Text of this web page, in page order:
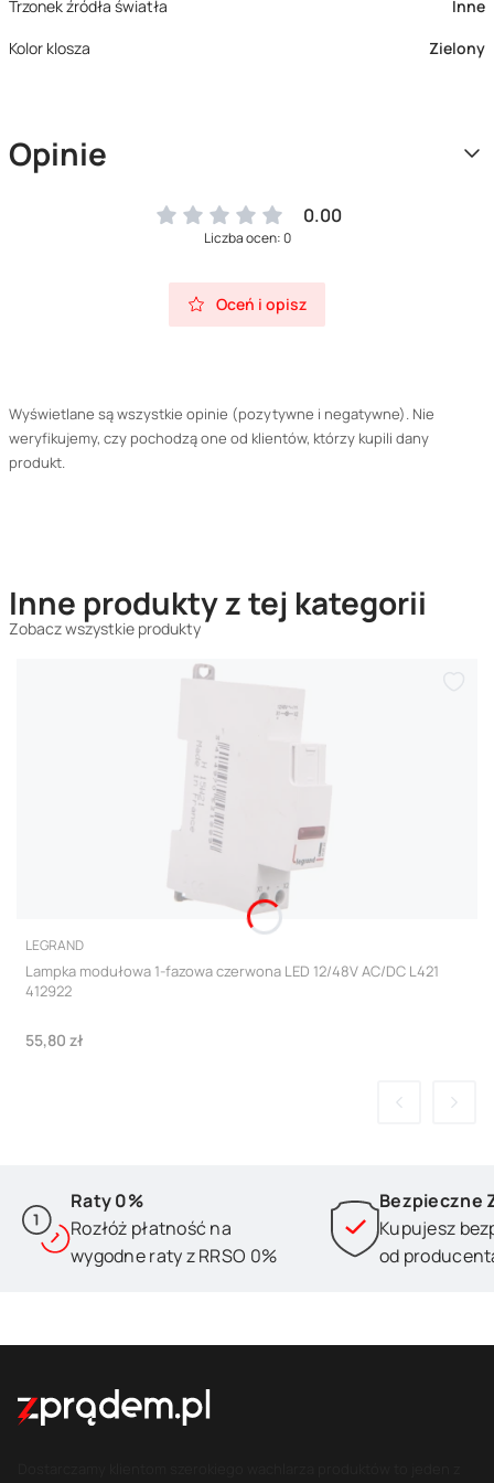
Trzonek źródła światła
Inne
Kolor klosza
Zielony
Opinie
0.00
Liczba ocen: 0
Oceń i opisz
Wyświetlane są wszystkie opinie (pozytywne i negatywne). Nie
weryfikujemy, czy pochodzą one od klientów, którzy kupili dany
produkt.
Inne produkty z tej kategorii
Zobacz wszystkie produkty
PRODUCENT
LEGRAND
Lampka modułowa 1-fazowa czerwona LED 12/48V AC/DC L421
412922
Cena
55,80 zł
Raty 0%
Rozłóż płatność na
wygodne raty z RRSO 0%
Bezpieczne
Kupujesz
od